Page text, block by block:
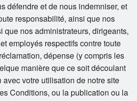
défendre et de nous indemniser, et
responsabilité, ainsi que nos
que nos administrateurs, dirigeants,
employés respectifs contre toute
dépense (y compris les
manière que ce soit découlant
votre utilisation de notre site
Conditions, ou la publication ou la